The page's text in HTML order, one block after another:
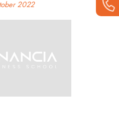
2022